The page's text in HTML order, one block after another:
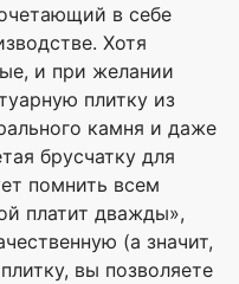
в себе
Хотя
и при желании
плитку из
камня и даже
брусчатку для
помнить всем
платит дважды»,
(а значит,
вы позволяете